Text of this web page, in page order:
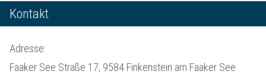
Kontakt
Adresse:
Faaker See Straße 17, 9584 Finkenstein am Faaker See